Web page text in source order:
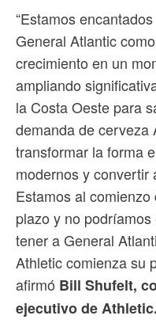
“Estamos
General Atlantic
crecimiento en un
ampliando
la Costa Oeste para
demanda de cerveza
transformar la forma
modernos y convertir
Estamos al
plazo y no
tener a General
Athletic comienza su
afirmó Bill Shufelt,
ejecutivo de Athletic.